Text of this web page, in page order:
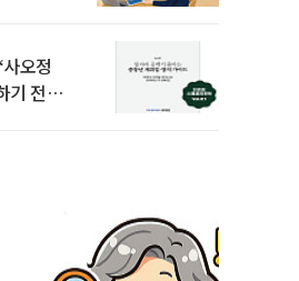
오정
전략’